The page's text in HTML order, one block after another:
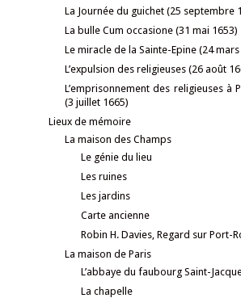
La Journée du guichet (25 septembre
La bulle Cum occasione (31 mai 1653)
Le miracle de la Sainte-Epine (24 mars
L’expulsion des religieuses (26 août
L’emprisonnement des religieuses à
(3 juillet 1665)
Lieux de mémoire
La maison des Champs
Le génie du lieu
Les ruines
Les jardins
Carte ancienne
Robin H. Davies, Regard sur Port-
La maison de Paris
L’abbaye du faubourg Saint-
La chapelle